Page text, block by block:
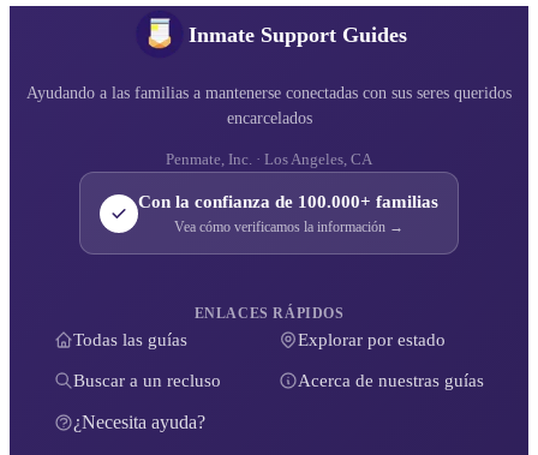
Inmate Support Guides
Ayudando a las familias a mantenerse conectadas con sus seres queridos
encarcelados
Penmate, Inc. · Los Angeles, CA
Con la confianza de 100.000+ familias
Vea cómo verificamos la información →
ENLACES RÁPIDOS
Todas las guías Explorar por estado
Buscar a un recluso Acerca de nuestras guías
¿Necesita ayuda?